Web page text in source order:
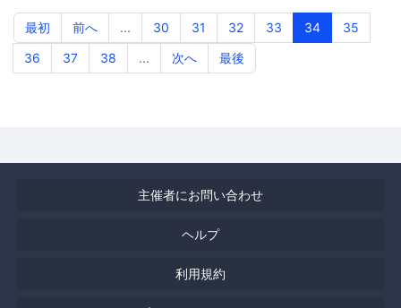
最初
前へ ... 30 31 32 33 34
35
36
37 38 ... 次へ 最後
主催者にお問い合わせ
ヘルプ
利用規約